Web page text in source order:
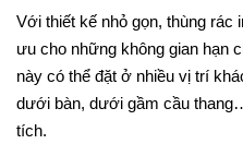
Với thiết kế nhỏ gọn, thùng rác
ưu cho những không gian hạn
này có thể đặt ở nhiều vị trí
dưới bàn, dưới gầm cầu
tích.